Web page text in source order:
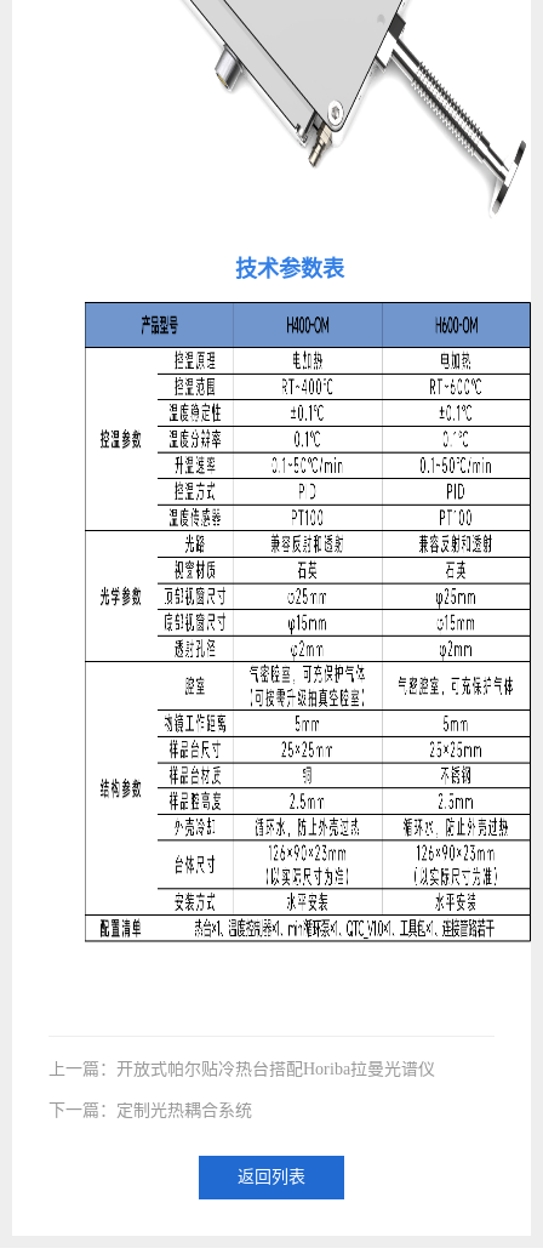
技术参数表
上一篇：开放式帕尔贴冷热台搭配Horiba拉曼光谱仪
下一篇：定制光热耦合系统
返回列表